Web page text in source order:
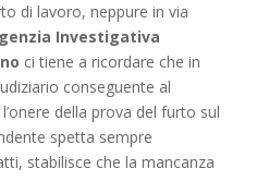
di lavoro, neppure in via
Investigativa
ci tiene a ricordare che in
conseguente al
della prova del furto sul
spetta sempre
stabilisce che la mancanza